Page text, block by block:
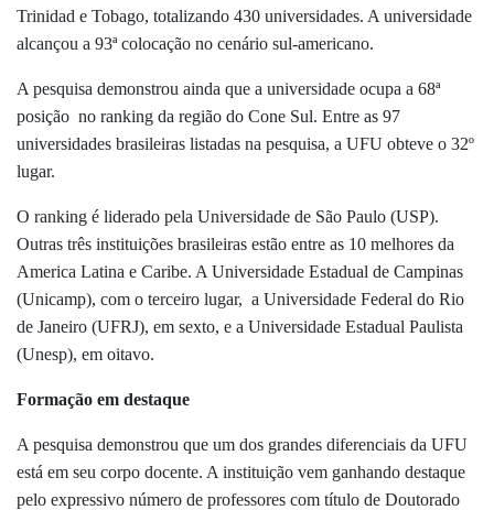
Trinidad e Tobago, totalizando 430 universidades. A universidade
alcançou a 93ª colocação no cenário sul-americano.
A pesquisa demonstrou ainda que a universidade ocupa a 68ª
posição no ranking da região do Cone Sul. Entre as 97
universidades brasileiras listadas na pesquisa, a UFU obteve o 32º
lugar.
O ranking é liderado pela Universidade de São Paulo (USP).
Outras três instituições brasileiras estão entre as 10 melhores da
America Latina e Caribe. A Universidade Estadual de Campinas
(Unicamp), com o terceiro lugar, a Universidade Federal do Rio
de Janeiro (UFRJ), em sexto, e a Universidade Estadual Paulista
(Unesp), em oitavo.
Formação em destaque
A pesquisa demonstrou que um dos grandes diferenciais da UFU
está em seu corpo docente. A instituição vem ganhando destaque
pelo expressivo número de professores com título de Doutorado